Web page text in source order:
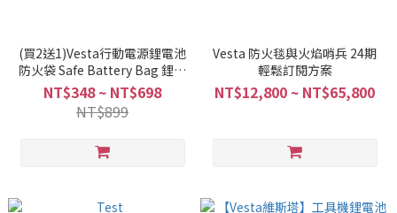
(買2送1)Vesta行動電源鋰電池
防火袋 Safe Battery Bag 鋰電
池保護包 行動電源保護包 行動
電源保護套
NT$348 ~ NT$698
NT$899
Vesta 防火毯與火焰哨兵 24期
輕鬆訂閱方案
NT$12,800 ~ NT$65,800